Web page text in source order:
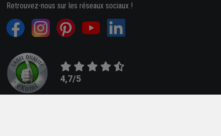
Retrouvez-nous sur les réseaux sociaux !
4,7/5